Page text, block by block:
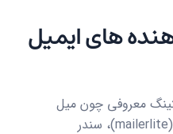
های ایمیل
معروفی چون میل
چیمپ (mailchimp)، میلرلایت (mailerlite)، سندر